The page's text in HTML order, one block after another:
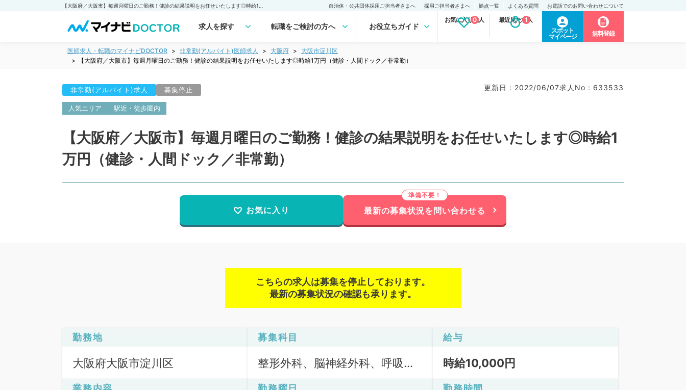
自治体・公共団体採用ご担当者さまへ 採用ご担当者さまへ 拠点一覧 よくある質問 お電話でのお問い合わせについて
求人を探す 転職をご検討の方へ お役立ちガイド
お気に入り求人
0 最近見た求人
1
スポット
マイページ
無料登録
医師求人・転職のマイナビDOCTOR 非常勤(アルバイト)医師求人 大阪府
大阪市淀川区
【大阪府／大阪市】毎週月曜日のご勤務！健診の結果説明をお任せいたします◎時給1万円（健診・人間ドック／非常勤）
非常勤(アルバイト)求人 募集停止 更新日 : 2022/06/07求人No : 633533
人気エリア 駅近・徒歩圏内
【大阪府／大阪市】毎週月曜日のご勤務！健診の結果説明をお任せいたします◎時給1
万円（健診・人間ドック／非常勤）
お気に入り 最新の募集状況を問い合わせる
こちらの求人は募集を停止しております。
最新の募集状況の確認も承ります。
勤務地
大阪府大阪市淀川区
募集科目
整形外科、脳神経外科、呼吸器
給与
時給10,000円